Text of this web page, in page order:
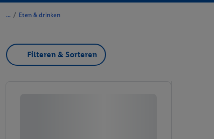
/ Eten & drinken
Filteren & Sorteren